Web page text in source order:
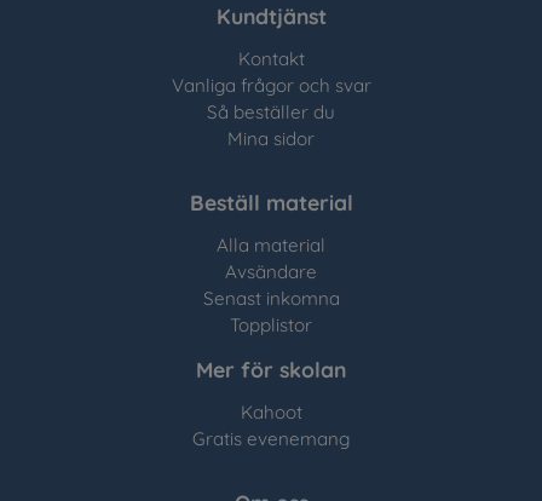
Kundtjänst
Kontakt
Vanliga frågor och svar
Så beställer du
Mina sidor
Beställ material
Alla material
Avsändare
Senast inkomna
Topplistor
Mer för skolan
Kahoot
Gratis evenemang